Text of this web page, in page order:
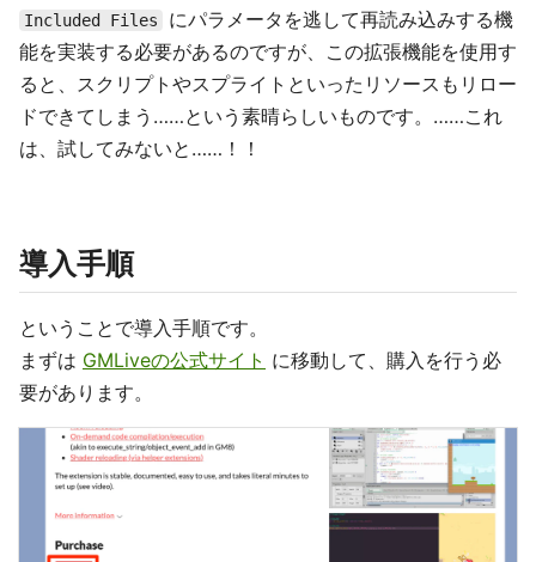
Included Files
にパラメータを逃して再読み込みする機
能を実装する必要があるのですが、この拡張機能を使用す
ると、スクリプトやスプライトといったリソースもリロー
ドできてしまう……という素晴らしいものです。……これ
は、試してみないと……！！
導入手順
ということで導入手順です。
まずは GMLiveの公式サイト に移動して、購入を行う必
要があります。